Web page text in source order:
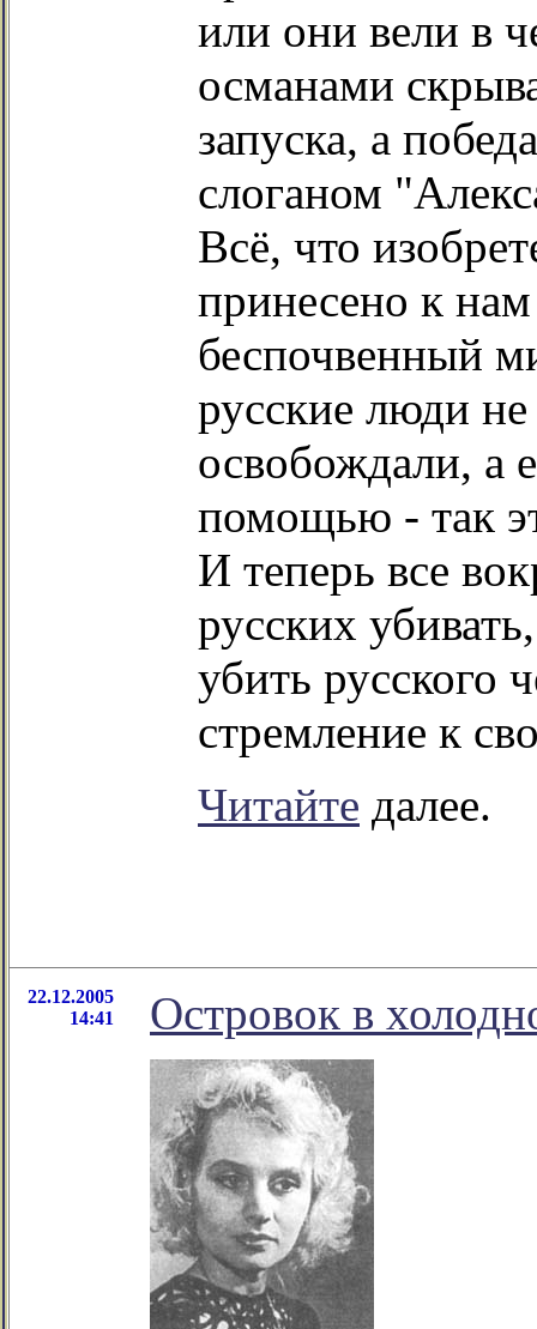
или они вели в
османами
запуска, а
слоганом
Всё, что
принесено к
беспочвенный
русские люди
освобождали, а
помощью - так
И теперь все
русских
убить русского
стремление к
Читайте далее.
22.12.2005
14:41
Островок в